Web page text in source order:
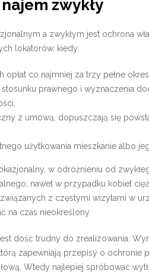
zwykły
a zwykłym jest ochrona
lokatorów, kiedy:
co najmniej za trzy pełne
prawnego i wyznaczenia
z umową, dopuszczają się
użytkowania mieszkanie albo
w odróżnieniu od
nawet w przypadku kobiet
z częstymi wizytami w
na czas nieokreślony.
dość trudny do zrealizowania.
zapewniają przepisy o ochronie
Wtedy najlepiej spróbować